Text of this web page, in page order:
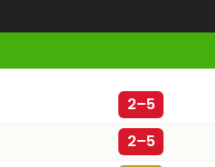
2–5
2–5